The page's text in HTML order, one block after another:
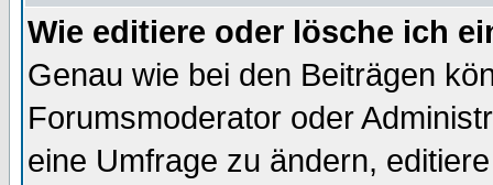
Wie editiere oder lösche ich
Genau wie bei den Beiträgen
Forumsmoderator oder
eine Umfrage zu ändern,